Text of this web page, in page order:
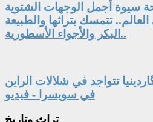
سيوة أجمل الوجهات الشتوية
تتمسك بتراثها والطبيعة
البكر والأجواء الأسطورية..
تتواجد في شلالات الراين
في سويسرا - فيديو
تراث وتاريخ